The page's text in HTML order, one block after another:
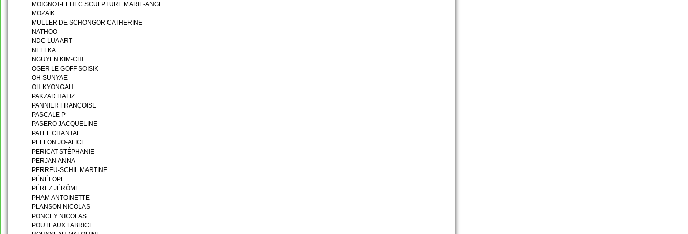
MOIGNOT-LEHEC SCULPTURE MARIE-ANGE
MOZAÏK
MULLER DE SCHONGOR CATHERINE
NATHOO
NDC LUA ART
NELLKA
NGUYEN KIM-CHI
OGER LE GOFF SOISIK
OH SUNYAE
OH KYONGAH
PAKZAD HAFIZ
PANNIER FRANÇOISE
PASCALE P
PASERO JACQUELINE
PATEL CHANTAL
PELLON JO-ALICE
PERICAT STÉPHANIE
PERJAN ANNA
PERREU-SCHIL MARTINE
PÉNÉLOPE
PÉREZ JÉRÔME
PHAM ANTOINETTE
PLANSON NICOLAS
PONCEY NICOLAS
POUTEAUX FABRICE